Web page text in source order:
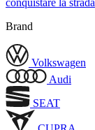
conquistare la strada
Brand
Volkswagen
Audi
SEAT